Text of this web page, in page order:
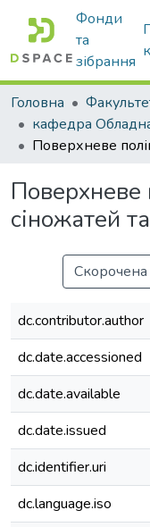
Фонди
та
зібрання
Головна
Поверхневе
сіножатей
dc.contributor.author
dc.date.accessioned
dc.date.available
dc.date.issued
dc.identifier.uri
dc.language.iso